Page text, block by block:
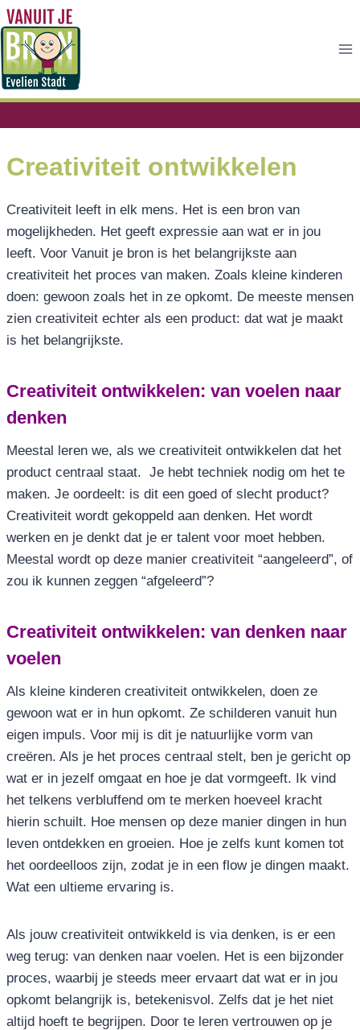
Doorgaan
naar
inhoud
Creativiteit ontwikkelen
Creativiteit leeft in elk mens. Het is een bron van
mogelijkheden. Het geeft expressie aan wat er in jou
leeft. Voor Vanuit je bron is het belangrijkste aan
creativiteit het proces van maken. Zoals kleine kinderen
doen: gewoon zoals het in ze opkomt. De meeste mensen
zien creativiteit echter als een product: dat wat je maakt
is het belangrijkste.
Creativiteit ontwikkelen: van voelen naar
denken
Meestal leren we, als we creativiteit ontwikkelen dat het
product centraal staat. Je hebt techniek nodig om het te
maken. Je oordeelt: is dit een goed of slecht product?
Creativiteit wordt gekoppeld aan denken. Het wordt
werken en je denkt dat je er talent voor moet hebben.
Meestal wordt op deze manier creativiteit “aangeleerd”, of
zou ik kunnen zeggen “afgeleerd”?
Creativiteit ontwikkelen: van denken naar
voelen
Als kleine kinderen creativiteit ontwikkelen, doen ze
gewoon wat er in hun opkomt. Ze schilderen vanuit hun
eigen impuls. Voor mij is dit je natuurlijke vorm van
creëren. Als je het proces centraal stelt, ben je gericht op
wat er in jezelf omgaat en hoe je dat vormgeeft. Ik vind
het telkens verbluffend om te merken hoeveel kracht
hierin schuilt. Hoe mensen op deze manier dingen in hun
leven ontdekken en groeien. Hoe je zelfs kunt komen tot
het oordeelloos zijn, zodat je in een flow je dingen maakt.
Wat een ultieme ervaring is.
Als jouw creativiteit ontwikkeld is via denken, is er een
weg terug: van denken naar voelen. Het is een bijzonder
proces, waarbij je steeds meer ervaart dat wat er in jou
opkomt belangrijk is, betekenisvol. Zelfs dat je het niet
altijd hoeft te begrijpen. Door te leren vertrouwen op je